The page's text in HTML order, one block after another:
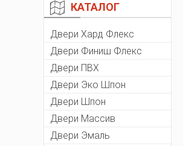
КАТАЛОГ
Двери Хард Флекс
Двери Финиш Флекс
Двери ПВХ
Двери Эко Шпон
Двери Шпон
Двери Массив
Двери Эмаль